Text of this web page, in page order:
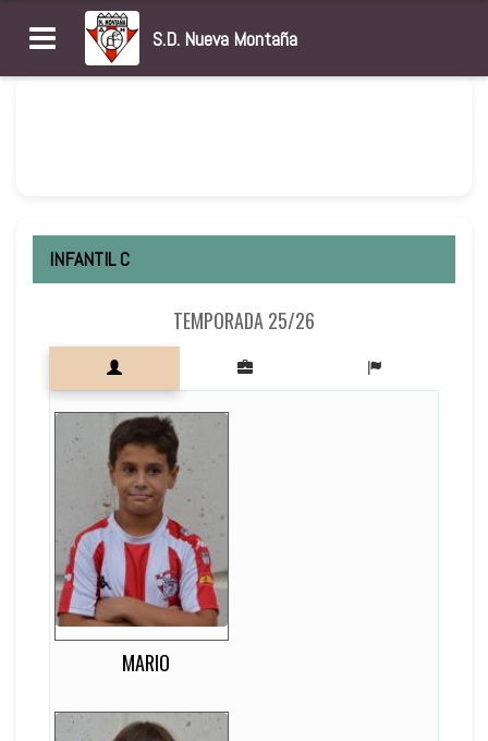
S.D. Nueva Montaña
INFANTIL C
TEMPORADA 25/26
MARIO
Mario
EDAD
12
DORSAL
-
LATERALIDAD
-
Lateral Derecho